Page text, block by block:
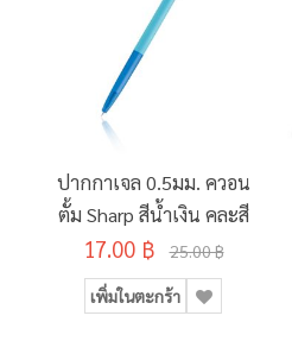
ปากกาเจล 0.5มม. ควอน
ตั้ม Sharp สีน้ำเงิน คละสี
17.00 ฿ 25.00 ฿
เพิ่มในตะกร้า